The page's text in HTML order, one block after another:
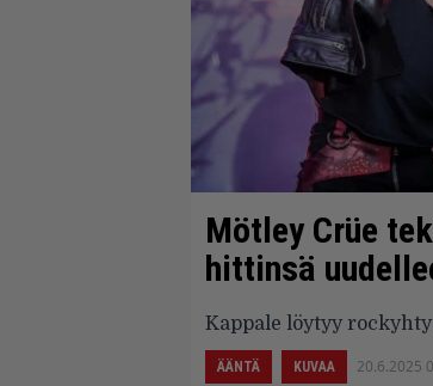
Mötley Crüe
hittinsä
Kappale löytyy
ÄÄNTÄ KUVAA 20.6.2025